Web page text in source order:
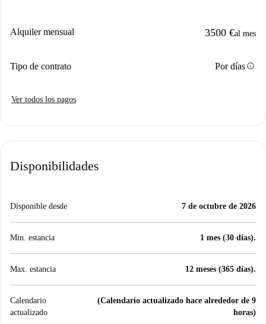
Alquiler mensual 3500 €al mes
Tipo de contrato Por díasinfo
Ver todos los pagos
Disponibilidades
Disponible desde 7 de octubre de 2026
Min. estancia 1 mes (30 días).
Max. estancia 12 meses (365 días).
Calendario
actualizado
(Calendario actualizado hace alrededor de 9
horas)